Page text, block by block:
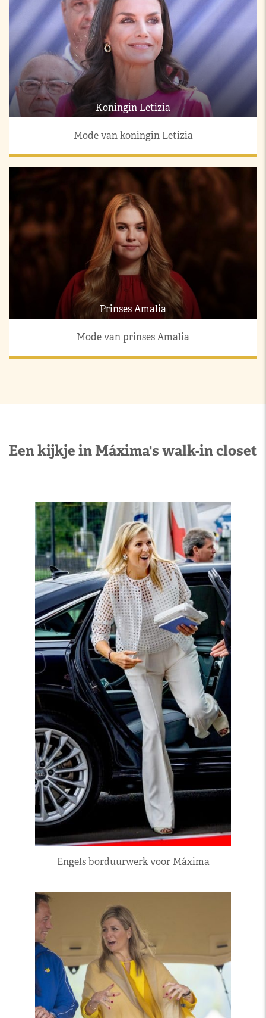
Koningin Letizia
Mode van koningin Letizia
Prinses Amalia
Mode van prinses Amalia
Een kijkje in Máxima's walk-in closet
Engels borduurwerk voor Máxima